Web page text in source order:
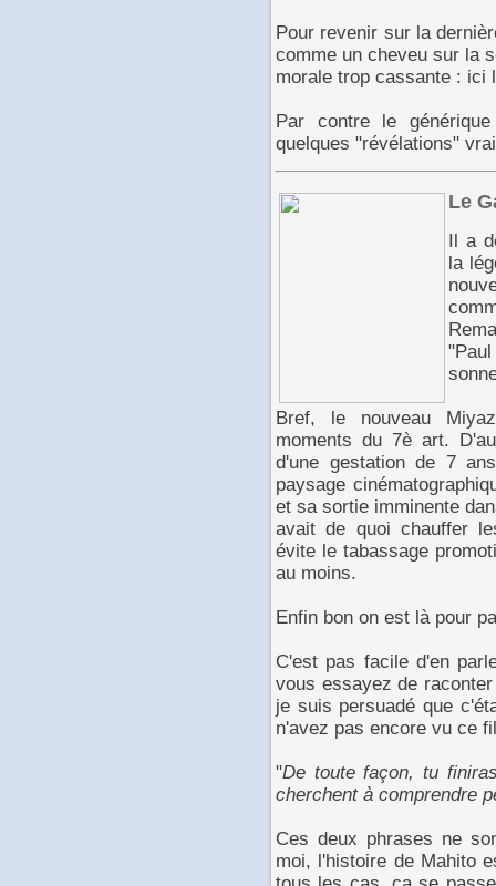
Pour revenir sur la
comme un cheveu sur la
morale trop cassante : ici
Par contre le
quelques "révélations"
Le
Il a
la
Bref, le nouveau
moments du 7è art.
d'une gestation de 7
paysage
et sa sortie imminente
avait de quoi chauffer
évite le tabassage
au moins.
Enfin bon on est là pour
C'est pas facile d'en
vous essayez de
je suis persuadé que
n'avez pas encore vu ce
"De toute façon, tu
cherchent à comprendre
Ces deux phrases ne
moi, l'histoire de Mahito